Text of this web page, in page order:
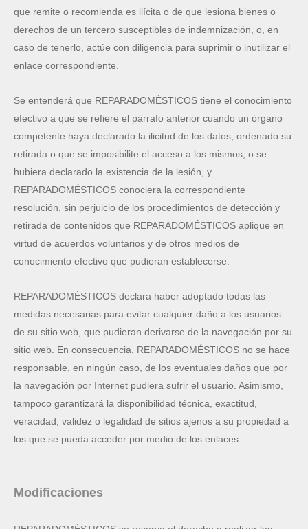
que remite o recomienda es ilícita o de que lesiona bienes o
derechos de un tercero susceptibles de indemnización, o, en
caso de tenerlo, actúe con diligencia para suprimir o inutilizar el
enlace correspondiente.
Se entenderá que REPARADOMÉSTICOS tiene el conocimiento
efectivo a que se refiere el párrafo anterior cuando un órgano
competente haya declarado la ilicitud de los datos, ordenado su
retirada o que se imposibilite el acceso a los mismos, o se
hubiera declarado la existencia de la lesión, y
REPARADOMÉSTICOS conociera la correspondiente
resolución, sin perjuicio de los procedimientos de detección y
retirada de contenidos que REPARADOMÉSTICOS aplique en
virtud de acuerdos voluntarios y de otros medios de
conocimiento efectivo que pudieran establecerse.
REPARADOMÉSTICOS declara haber adoptado todas las
medidas necesarias para evitar cualquier daño a los usuarios
de su sitio web, que pudieran derivarse de la navegación por su
sitio web. En consecuencia, REPARADOMÉSTICOS no se hace
responsable, en ningún caso, de los eventuales daños que por
la navegación por Internet pudiera sufrir el usuario. Asimismo,
tampoco garantizará la disponibilidad técnica, exactitud,
veracidad, validez o legalidad de sitios ajenos a su propiedad a
los que se pueda acceder por medio de los enlaces.
Modificaciones